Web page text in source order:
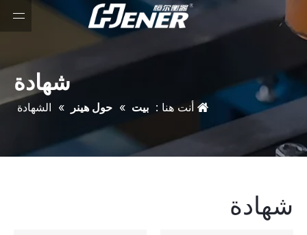
شهادة
أنت هنا : بيت » حول هينر » الشهادة
شهادة